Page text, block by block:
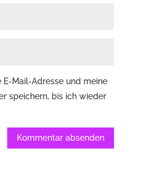
E-Mail-Adresse und meine
speichern, bis ich wieder